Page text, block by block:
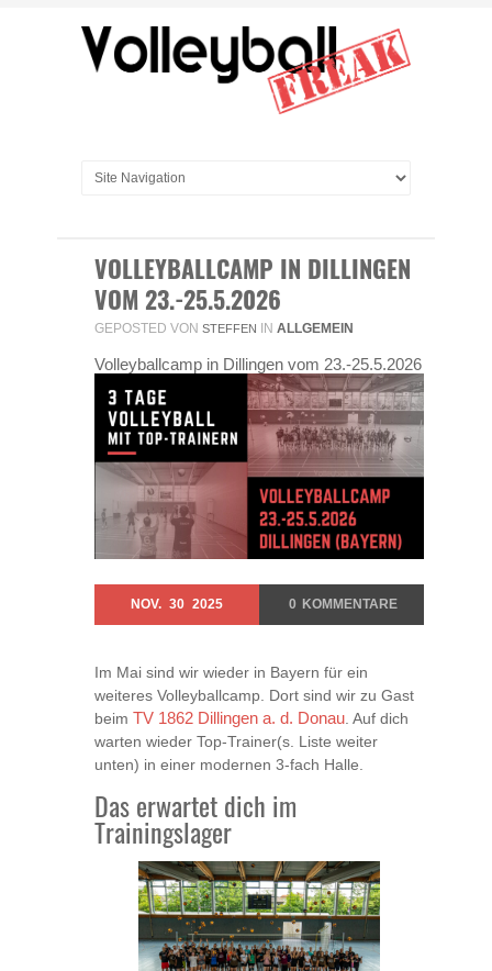
VOLLEYBALLCAMP IN DILLINGEN
VOM 23.-25.5.2026
GEPOSTED VON STEFFEN IN ALLGEMEIN
Volleyballcamp in Dillingen vom 23.-25.5.2026
NOV. 30 2025 0 KOMMENTARE
Im Mai sind wir wieder in Bayern für ein
weiteres Volleyballcamp. Dort sind wir zu Gast
beim TV 1862 Dillingen a. d. Donau . Auf dich
warten wieder Top-Trainer(s. Liste weiter
unten) in einer modernen 3-fach Halle.
Das erwartet dich im
Trainingslager